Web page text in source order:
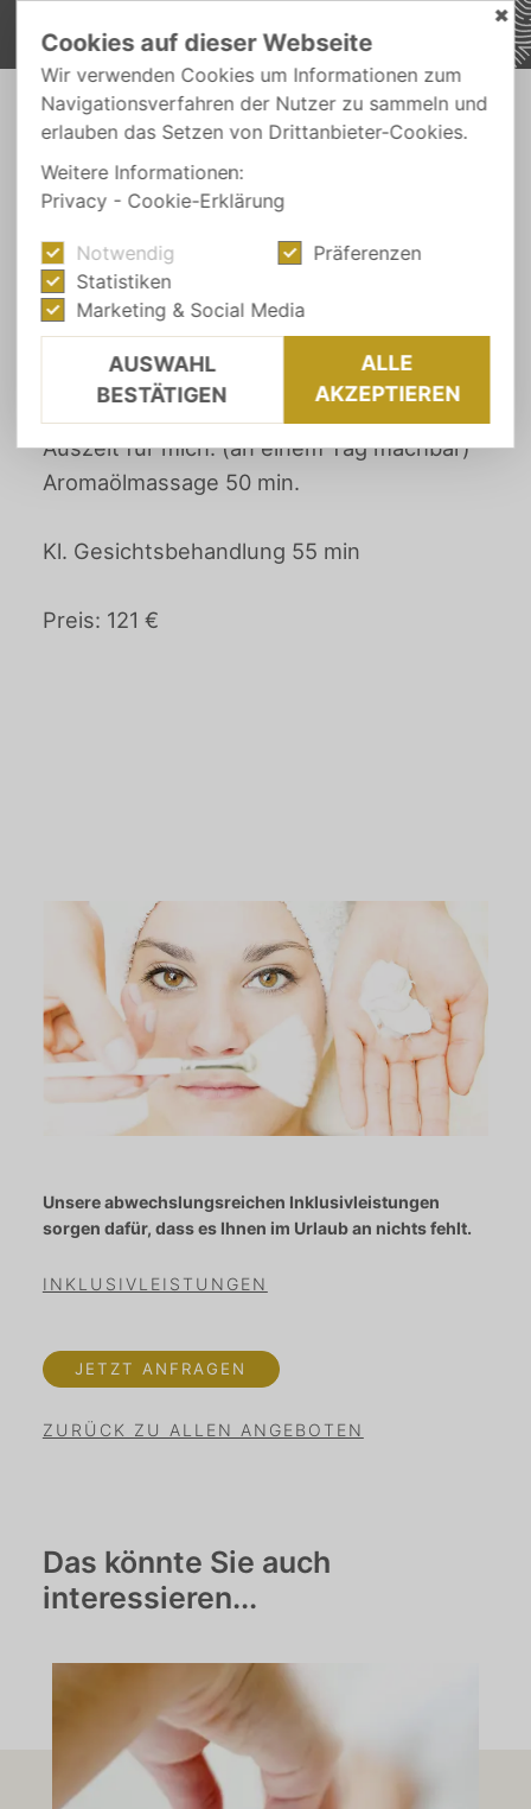
ZIMMER & PREISE - ANGEBOTE
Auszeit für mich: (an
einem Tag machbar)
€ 121,-
Auszeit für mich: (an einem Tag machbar)
Aromaölmassage 50 min.
Kl. Gesichtsbehandlung 55 min
Preis: 121 €
Unsere abwechslungsreichen Inklusivleistungen
sorgen dafür, dass es Ihnen im Urlaub an nichts fehlt.
INKLUSIVLEISTUNGEN
JETZT ANFRAGEN
ZURÜCK ZU ALLEN ANGEBOTEN
Das könnte Sie auch
interessieren...
✖
Cookies auf dieser Webseite
Wir verwenden Cookies um Informationen zum
Navigationsverfahren der Nutzer zu sammeln und
erlauben das Setzen von Drittanbieter-Cookies.
Weitere Informationen:
Privacy - Cookie-Erklärung
Notwendig
Präferenzen
Statistiken
Marketing & Social Media
AUSWAHL
BESTÄTIGEN
ALLE
AKZEPTIEREN